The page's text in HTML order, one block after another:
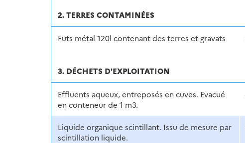
2. TERRES CONTAMINÉES
Futs métal 120l contenant des terres et gravats
3. DÉCHETS D'EXPLOITATION
Effluents aqueux, entreposés en cuves. Evacué
en conteneur de 1 m3.
Liquide organique scintillant. Issu de mesure par
scintillation liquide.